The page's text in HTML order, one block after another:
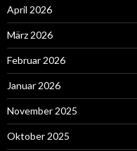
April 2026
März 2026
Februar 2026
Januar 2026
November 2025
Oktober 2025